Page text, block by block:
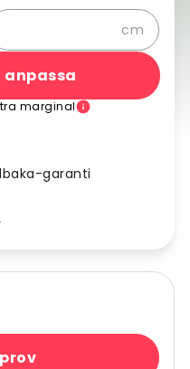
cm
anpassa
marginal
garanti